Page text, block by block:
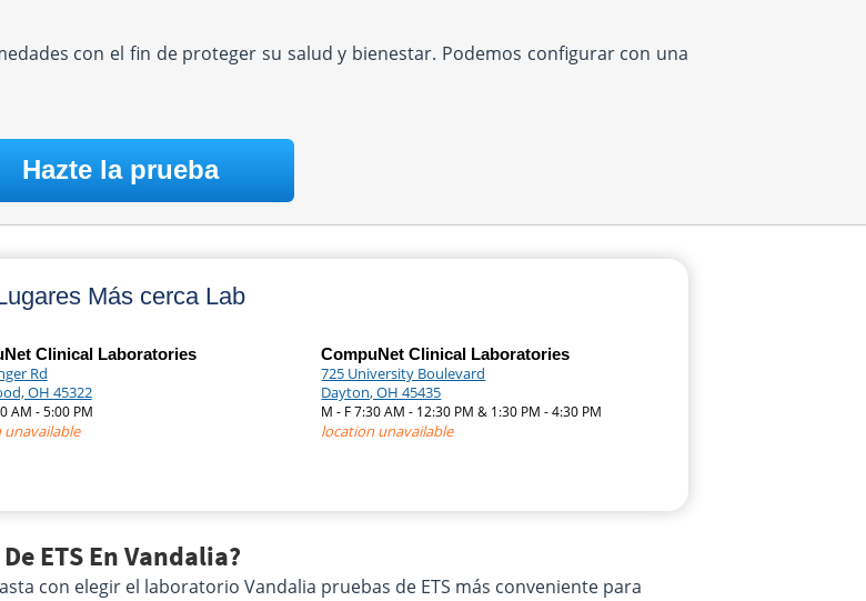
con el fin de proteger su salud y bienestar. Podemos configurar con una
Hazte la prueba
Más cerca Lab
Clinical Laboratories
Rd
OH 45322
AM - 5:00 PM
unavailable
CompuNet Clinical Laboratories
725 University Boulevard
Dayton, OH 45435
M - F 7:30 AM - 12:30 PM & 1:30 PM - 4:30 PM
location unavailable
ETS En Vandalia?
con elegir el laboratorio Vandalia pruebas de ETS más conveniente para